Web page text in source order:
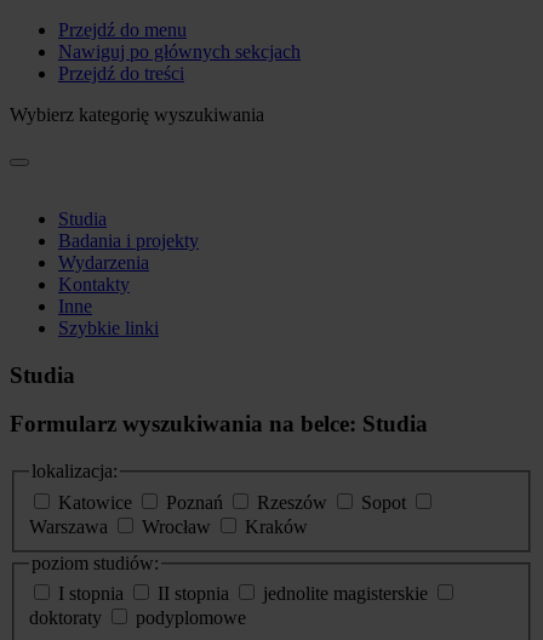
Przejdź do menu
Nawiguj po głównych sekcjach
Przejdź do treści
Wybierz kategorię wyszukiwania
Studia
Badania i projekty
Wydarzenia
Kontakty
Inne
Szybkie linki
Studia
Formularz wyszukiwania na belce: Studia
lokalizacja:
Katowice
Poznań Rzeszów
Sopot
Warszawa
Wrocław
Kraków
poziom studiów:
I stopnia
II stopnia
jednolite magisterskie
doktoraty
podyplomowe